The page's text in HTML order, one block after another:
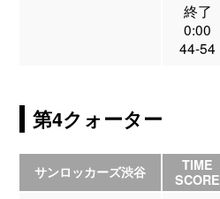
終了
0:00
44-54
第4クォーター
サンロッカーズ渋谷
TIME
SCORE